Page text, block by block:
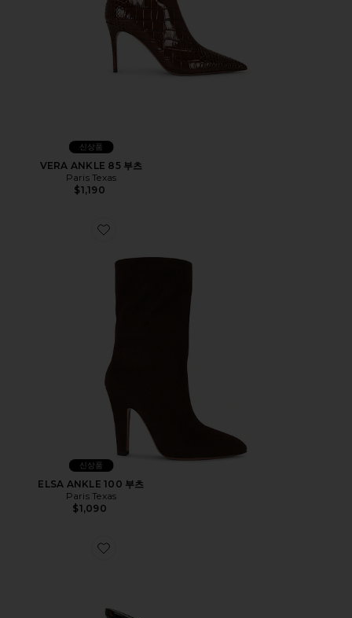
신상품
VERA ANKLE 85 부츠
Paris Texas
$1,190
Favorite ELSA ANKLE 100 부츠
신상품
ELSA ANKLE 100 부츠
Paris Texas
$1,090